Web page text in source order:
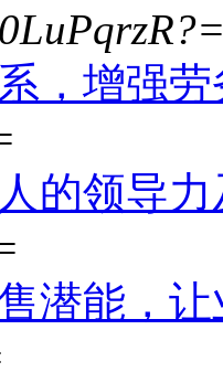
，增强
的领导
潜能，